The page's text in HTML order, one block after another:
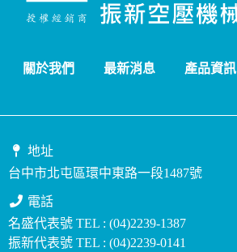
關於我們 最新消息 產品資訊
地址
台中市北屯區環中東路一段1487號
電話
名盛代表號 TEL : (04)2239-1387
振新代表號 TEL : (04)2239-0141